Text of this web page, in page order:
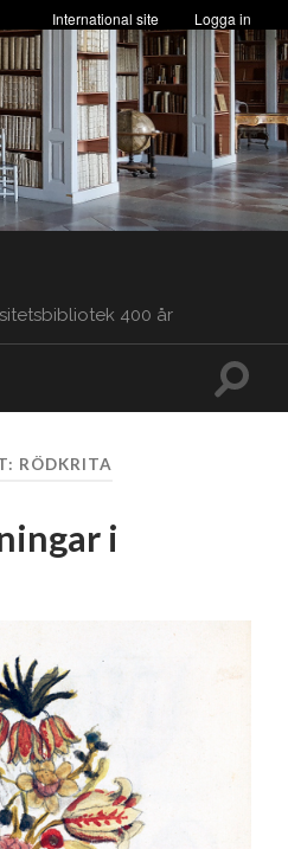
Logga in
International site
400 år
Slå
RÖDKRITA
i